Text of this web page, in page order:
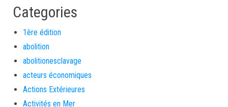
Categories
1ère édition
abolition
abolitionesclavage
acteurs économiques
Actions Extérieures
Activités en Mer